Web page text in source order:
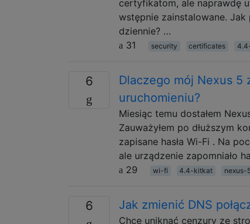
certyfikatom, ale naprawdę
wstępnie zainstalowane.
dziennie? …
31
security certificates
6
Dlaczego mój Nexus 5
uruchomieniu?
Miesiąc temu dostałem
Zauważyłem po dłuższym
zapisane hasła Wi-Fi . Na
ale urządzenie zapomniało
29
wi-fi 4.4-kitkat nexus-
6 Jak zmienić DNS
Chcę uniknąć cenzury ze